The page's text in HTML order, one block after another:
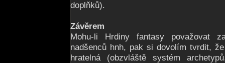
doplňků).
Závěrem
Mohu-li Hrdiny fantasy považovat
nadšenců hnh, pak si dovolím tvrdit,
hratelná (obzvláště systém